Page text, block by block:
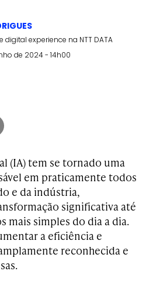
digital experience na NTT DATA
de 2024 - 14h00
(IA) tem se tornado uma
em praticamente todos
e da indústria,
significativa até
mais simples do dia a dia.
a eficiência e
reconhecida e